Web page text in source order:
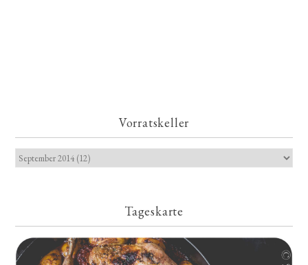
Vorratskeller
Tageskarte